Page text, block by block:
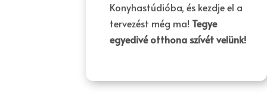
Konyhastúdióba, és kezdje el a
tervezést még ma! Tegye
egyedivé otthona szívét velünk!